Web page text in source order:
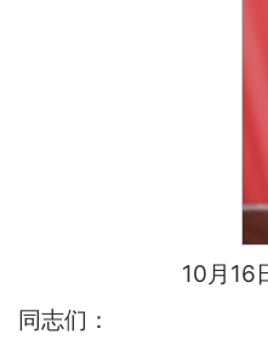
10月16
同志们：